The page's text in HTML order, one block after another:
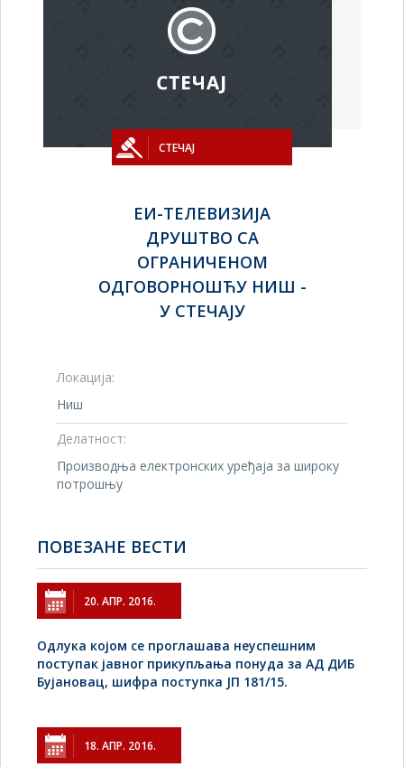
СТЕЧАЈ
ЕИ-ТЕЛЕВИЗИЈА
ДРУШТВО СА
ОГРАНИЧЕНОМ
ОДГОВОРНОШЋУ НИШ -
У СТЕЧАЈУ
Локација:
Ниш
Делатност:
Производња електронских уређаја за широку
потрошњу
ПОВЕЗАНЕ ВЕСТИ
20. АПР. 2016.
Одлука којом се проглашава неуспешним
поступак јавног прикупљања понуда за АД ДИБ
Бујановац, шифра поступка ЈП 181/15.
18. АПР. 2016.